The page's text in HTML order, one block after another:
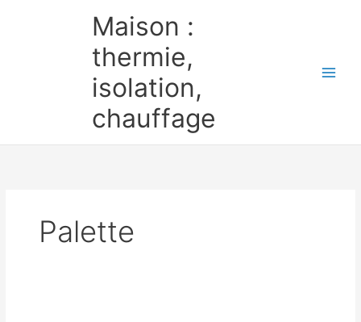
Maison :
thermie,
isolation,
chauffage
Palette